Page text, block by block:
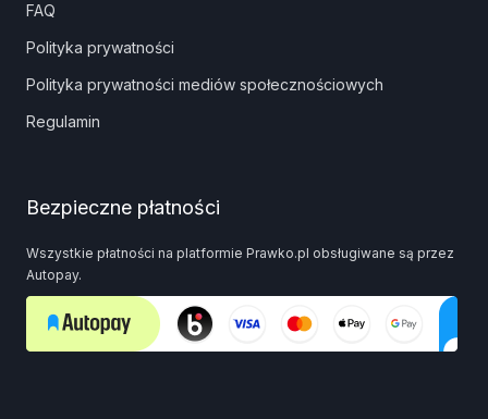
FAQ
Polityka prywatności
Polityka prywatności mediów społecznościowych
Regulamin
Bezpieczne płatności
Wszystkie płatności na platformie Prawko.pl obsługiwane są przez
Autopay.